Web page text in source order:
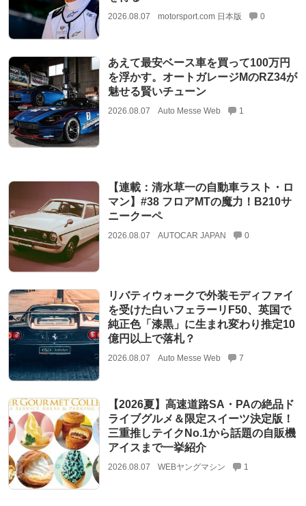
2026.08.07 motorsport.com 日本版 0
あえて最安ベース車を買って100万円
を浮かす。オートガレージMのRZ34が
魅せる賢いチューン
2026.08.07 Auto Messe Web 1
【連載：清水草一の自動車ラスト・ロ
マン】#38 フロアMTの魔力！B210サ
ニークーペ
2026.08.07 AUTOCAR JAPAN 0
リバティウォークで外装モディファイ
を受けた白いフェラーリF50、英国で
純正色「漆黒」に生まれ変わり推定10
億円以上で落札？
2026.08.07 Auto Messe Web 7
【2026夏】高速道路SA・PAの絶品ド
ライブグルメ＆限定スイーツ決定版！
三重推しテイクNo.1から話題の自販機
アイスまで一挙紹介
2026.08.07 WEBヤングマシン 1